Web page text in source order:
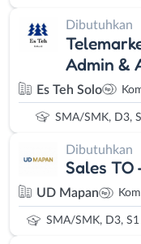
Dibutuhkan
Admin &
Es Teh Solo
SMA/SMK, D3,
Dibutuhkan
Sales TO
UD Mapan
SMA/SMK, D3, S1